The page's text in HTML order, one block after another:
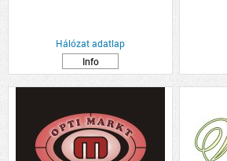
Hálózat adatlap
Info